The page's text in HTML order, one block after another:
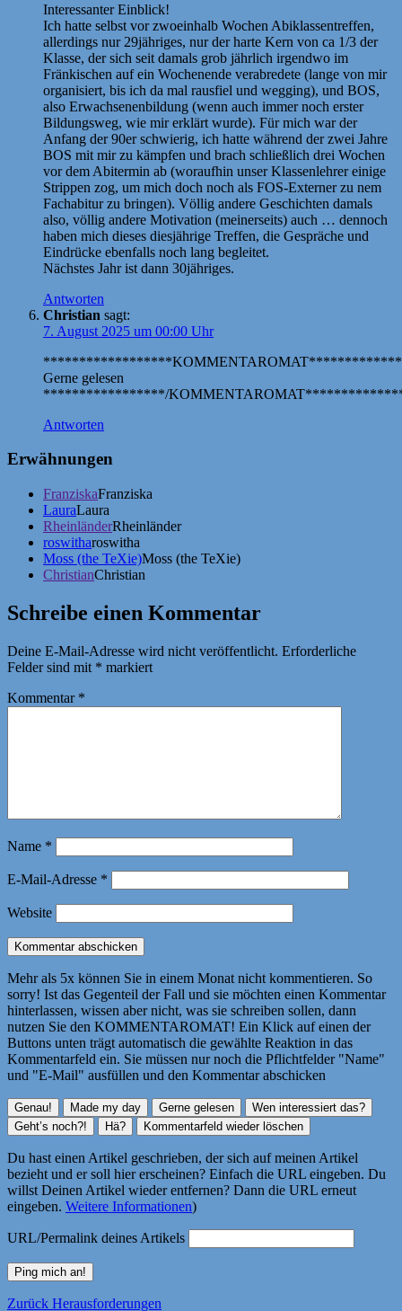
Interessanter Einblick!
Ich hatte selbst vor zwoeinhalb Wochen Abiklassentreffen,
allerdings nur 29jähriges, nur der harte Kern von ca 1/3 der
Klasse, der sich seit damals grob jährlich irgendwo im
Fränkischen auf ein Wochenende verabredete (lange von mir
organisiert, bis ich da mal rausfiel und wegging), und BOS,
also Erwachsenenbildung (wenn auch immer noch erster
Bildungsweg, wie mir erklärt wurde). Für mich war der
Anfang der 90er schwierig, ich hatte während der zwei Jahre
BOS mit mir zu kämpfen und brach schließlich drei Wochen
vor dem Abitermin ab (woraufhin unser Klassenlehrer einige
Strippen zog, um mich doch noch als FOS-Externer zu nem
Fachabitur zu bringen). Völlig andere Geschichten damals
also, völlig andere Motivation (meinerseits) auch … dennoch
haben mich dieses diesjährige Treffen, die Gespräche und
Eindrücke ebenfalls noch lang begleitet.
Nächstes Jahr ist dann 30jähriges.
Antworten
Christian sagt:
7. August 2025 um 00:00 Uhr
Gerne gelesen
*****************/
Antworten
Erwähnungen
FranziskaFranziska
LauraLaura
RheinländerRheinländer
roswitharoswitha
Moss (the TeXie)Moss (the TeXie)
ChristianChristian
Schreibe einen Kommentar
Deine E-Mail-Adresse wird nicht veröffentlicht. Erforderliche
Felder sind mit * markiert
Kommentar *
Name *
E-Mail-Adresse *
Website
Mehr als 5x können Sie in einem Monat nicht kommentieren. So
sorry! Ist das Gegenteil der Fall und sie möchten einen Kommentar
hinterlassen, wissen aber nicht, was sie schreiben sollen, dann
nutzen Sie den KOMMENTAROMAT! Ein Klick auf einen der
Buttons unten trägt automatisch die gewählte Reaktion in das
Kommentarfeld ein. Sie müssen nur noch die Pflichtfelder "Name"
und "E-Mail" ausfüllen und den Kommentar abschicken
Du hast einen Artikel geschrieben, der sich auf meinen Artikel
bezieht und er soll hier erscheinen? Einfach die URL eingeben. Du
willst Deinen Artikel wieder entfernen? Dann die URL erneut
eingeben. Weitere Informationen)
URL/Permalink deines Artikels
Zurück Vorheriger
Herausforderungen